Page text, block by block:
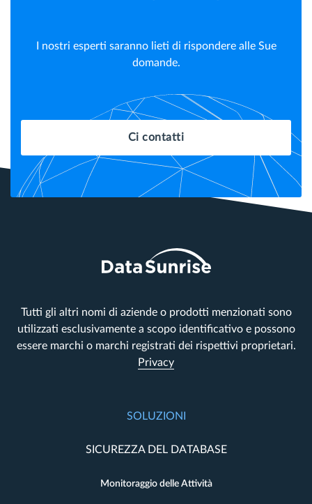
I nostri esperti saranno lieti di rispondere alle Sue
domande.
Ci contatti
Tutti gli altri nomi di aziende o prodotti menzionati sono
utilizzati esclusivamente a scopo identificativo e possono
essere marchi o marchi registrati dei rispettivi proprietari.
Privacy
SOLUZIONI
SICUREZZA DEL DATABASE
Monitoraggio delle Attività